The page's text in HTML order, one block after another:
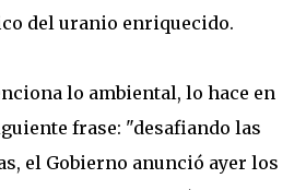
del uranio enriquecido.
lo ambiental, lo hace en
frase: "desafiando las
el Gobierno anunció ayer los